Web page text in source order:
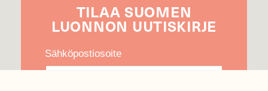
TILAA SUOMEN
LUONNON UUTIS­KIRJE
Sähköpostiosoite